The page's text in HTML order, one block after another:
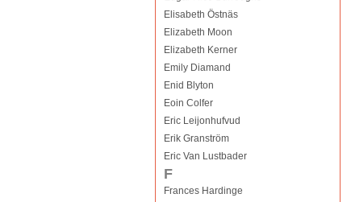
Elisabeth Östnäs
Elizabeth Moon
Elizabeth Kerner
Emily Diamand
Enid Blyton
Eoin Colfer
Eric Leijonhufvud
Erik Granström
Eric Van Lustbader
F
Frances Hardinge